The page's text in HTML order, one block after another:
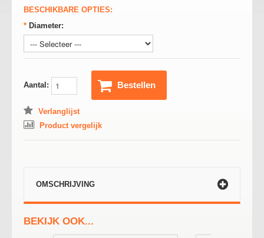
BESCHIKBARE OPTIES:
* Diameter:
Aantal: Bestellen
Verlanglijst
Product vergelijk
OMSCHRIJVING
BEKIJK OOK...